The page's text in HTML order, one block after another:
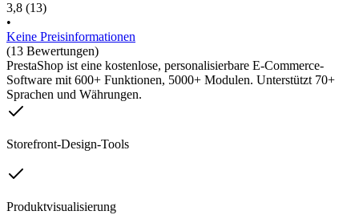
3,8 (13)
•
Keine Preisinformationen
(13 Bewertungen)
PrestaShop ist eine kostenlose, personalisierbare E-Commerce-
Software mit 600+ Funktionen, 5000+ Modulen. Unterstützt 70+
Sprachen und Währungen.
Storefront-Design-Tools
Produktvisualisierung